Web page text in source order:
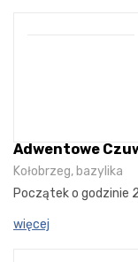
Adwentowe
Kołobrzeg, bazylika
Początek o godzinie
więcej